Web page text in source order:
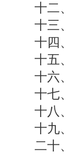
十二
十三
十四
十五
十六
十七
十八
十九
二十